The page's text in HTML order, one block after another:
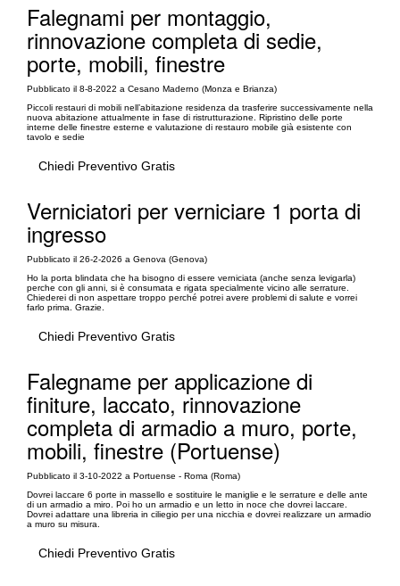
Falegnami per montaggio,
rinnovazione completa di sedie,
porte, mobili, finestre
Pubblicato il 8-8-2022 a Cesano Maderno (Monza e Brianza)
Piccoli restauri di mobili nell’abitazione residenza da trasferire successivamente nella
nuova abitazione attualmente in fase di ristrutturazione. Ripristino delle porte
interne delle finestre esterne e valutazione di restauro mobile già esistente con
tavolo e sedie
Chiedi Preventivo Gratis
Verniciatori per verniciare 1 porta di
ingresso
Pubblicato il 26-2-2026 a Genova (Genova)
Ho la porta blindata che ha bisogno di essere verniciata (anche senza levigarla)
perche con gli anni, si è consumata e rigata specialmente vicino alle serrature.
Chiederei di non aspettare troppo perché potrei avere problemi di salute e vorrei
farlo prima. Grazie.
Chiedi Preventivo Gratis
Falegname per applicazione di
finiture, laccato, rinnovazione
completa di armadio a muro, porte,
mobili, finestre (Portuense)
Pubblicato il 3-10-2022 a Portuense - Roma (Roma)
Dovrei laccare 6 porte in massello e sostituire le maniglie e le serrature e delle ante
di un armadio a miro. Poi ho un armadio e un letto in noce che dovrei laccare.
Dovrei adattare una libreria in ciliegio per una nicchia e dovrei realizzare un armadio
a muro su misura.
Chiedi Preventivo Gratis